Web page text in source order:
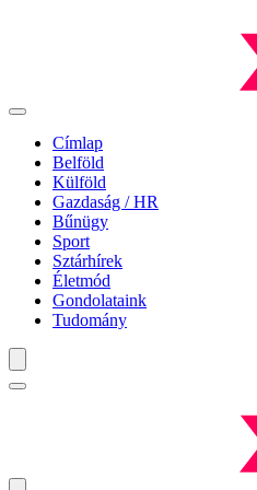
Címlap
Belföld
Külföld
Gazdaság / HR
Bűnügy
Sport
Sztárhírek
Életmód
Gondolataink
Tudomány